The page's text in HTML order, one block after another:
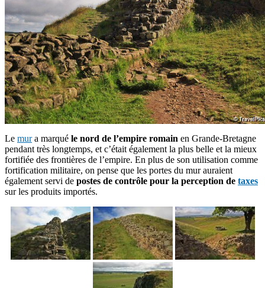
Le mura marqué le nord de l’empire romain en Grande-Bretagne
pendant très longtemps, et c’était également la plus belle et la mieux
fortifiée des frontières de l’empire. En plus de son utilisation comme
fortification militaire, on pense que les portes du mur auraient
également servi de postes de contrôle pour la perception de taxes
sur les produits importés.